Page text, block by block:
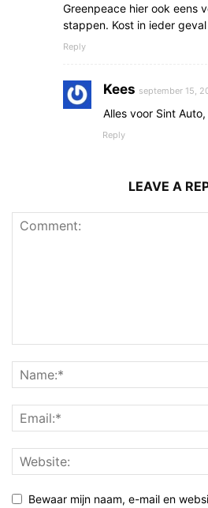
Greenpeace hier ook eens
stappen. Kost in ieder
Reply
Kees september 15,
Alles voor Sint Auto,
Reply
LEAVE A
Bewaar mijn naam, e-mail en